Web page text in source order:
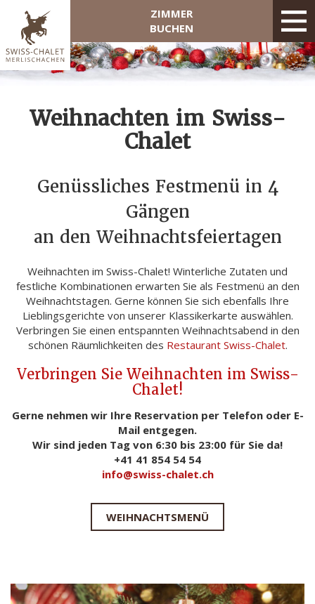
ZIMMER
BUCHEN
Weihnachten im Swiss-
Chalet
Genüssliches Festmenü in 4
Gängen
an den Weihnachtsfeiertagen
Weihnachten im Swiss-Chalet! Winterliche Zutaten und
festliche Kombinationen erwarten Sie als Festmenü an den
Weihnachtstagen. Gerne können Sie sich ebenfalls Ihre
Lieblingsgerichte von unserer Klassikerkarte auswählen.
Verbringen Sie einen entspannten Weihnachtsabend in den
schönen Räumlichkeiten des Restaurant Swiss-Chalet.
Verbringen Sie Weihnachten im Swiss-
Chalet!
Gerne nehmen wir Ihre Reservation per Telefon oder E-
Mail entgegen.
Wir sind jeden Tag von 6:30 bis 23:00 für Sie da!
+41 41 854 54 54
info@swiss-chalet.ch
WEIHNACHTSMENÜ